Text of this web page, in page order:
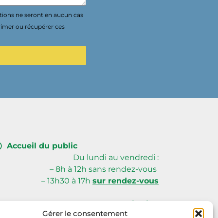
Gérer le consentement
ne seront en aucun cas
ou récupérer ces
Accueil du public
Du lundi au vendredi :
– 8h à 12h sans rendez-vous
– 13h30 à 17h sur rendez-vous
59, avenue du Poitou